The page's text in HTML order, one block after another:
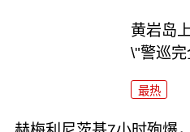
黄岩岛
\"警巡
最热